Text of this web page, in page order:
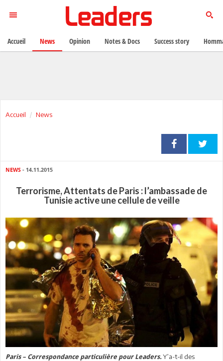
Accueil News
NEWS - 14.11.2015
Terrorisme, Attentats de Paris : l’ambassade de
Tunisie active une cellule de veille
Paris – Correspondance particulière pour Leaders.Y’a-t-il des
Accueil News Opinion Notes & Docs Success story